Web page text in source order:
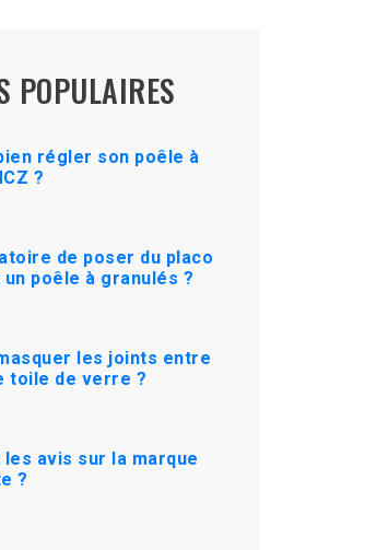
POPULAIRES
régler son poêle à
?
de poser du placo
poêle à granulés ?
les joints entre
toile de verre ?
avis sur la marque
?